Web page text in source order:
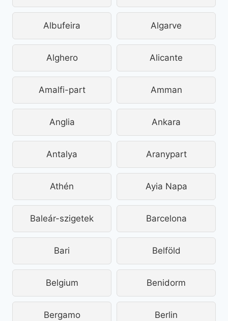
Albufeira Algarve
Alghero Alicante
Amalfi-part Amman
Anglia Ankara
Antalya Aranypart
Athén Ayia Napa
Baleár-szigetek Barcelona
Bari Belföld
Belgium Benidorm
Bergamo Berlin